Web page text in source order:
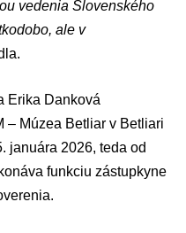
vedenia Slovenského
ale v
Erika Danková
– Múzea Betliar v Betliari
januára 2026, teda od
funkciu zástupkyne